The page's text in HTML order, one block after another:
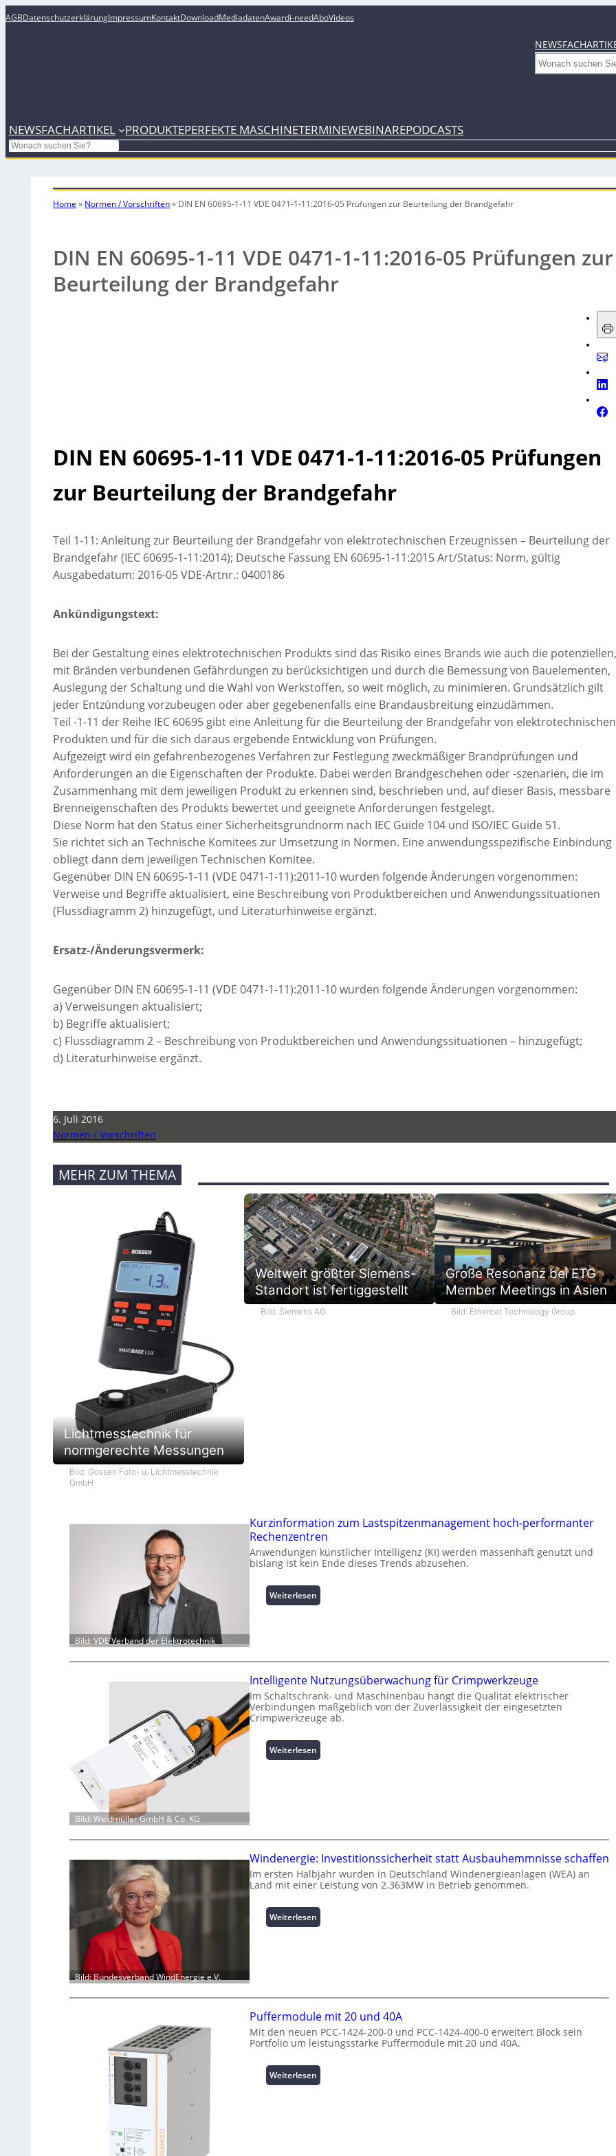
AGBDatenschutzerklärungImpressumKontaktDownloadMediadatenAwardi-needAboVideos
NEWS
Search
NEWSFACHARTIKEL PRODUKTEPERFEKTE MASCHINETERMINEWEBINAREPODCASTS
Search
Home » Normen / Vorschriften» DIN EN 60695-1-11 VDE 0471-1-11:2016-05 Prüfungen zur Beurteilung der Brandgefahr
DIN EN 60695-1-11 VDE 0471-1-11:2016-05 Prüfungen zur
Beurteilung der Brandgefahr
DIN EN 60695-1-11 VDE 0471-1-11:2016-05 Prüfungen
zur Beurteilung der Brandgefahr
Teil 1-11: Anleitung zur Beurteilung der Brandgefahr von elektrotechnischen Erzeugnissen – Beurteilung der
Brandgefahr (IEC 60695-1-11:2014); Deutsche Fassung EN 60695-1-11:2015 Art/Status: Norm, gültig
Ausgabedatum: 2016-05 VDE-Artnr.: 0400186
Ankündigungstext:
Bei der Gestaltung eines elektrotechnischen Produkts sind das Risiko eines Brands wie auch die potenziellen,
mit Bränden verbundenen Gefährdungen zu berücksichtigen und durch die Bemessung von Bauelementen,
Auslegung der Schaltung und die Wahl von Werkstoffen, so weit möglich, zu minimieren. Grundsätzlich gilt
jeder Entzündung vorzubeugen oder aber gegebenenfalls eine Brandausbreitung einzudämmen.
Teil -1-11 der Reihe IEC 60695 gibt eine Anleitung für die Beurteilung der Brandgefahr von elektrotechnischen
Produkten und für die sich daraus ergebende Entwicklung von Prüfungen.
Aufgezeigt wird ein gefahrenbezogenes Verfahren zur Festlegung zweckmäßiger Brandprüfungen und
Anforderungen an die Eigenschaften der Produkte. Dabei werden Brandgeschehen oder -szenarien, die im
Zusammenhang mit dem jeweiligen Produkt zu erkennen sind, beschrieben und, auf dieser Basis, messbare
Brenneigenschaften des Produkts bewertet und geeignete Anforderungen festgelegt.
Diese Norm hat den Status einer Sicherheitsgrundnorm nach IEC Guide 104 und ISO/IEC Guide 51.
Sie richtet sich an Technische Komitees zur Umsetzung in Normen. Eine anwendungsspezifische Einbindung
obliegt dann dem jeweiligen Technischen Komitee.
Gegenüber DIN EN 60695-1-11 (VDE 0471-1-11):2011-10 wurden folgende Änderungen vorgenommen:
Verweise und Begriffe aktualisiert, eine Beschreibung von Produktbereichen und Anwendungssituationen
(Flussdiagramm 2) hinzugefügt, und Literaturhinweise ergänzt.
Ersatz-/Änderungsvermerk:
Gegenüber DIN EN 60695-1-11 (VDE 0471-1-11):2011-10 wurden folgende Änderungen vorgenommen:
a) Verweisungen aktualisiert;
b) Begriffe aktualisiert;
c) Flussdiagramm 2 – Beschreibung von Produktbereichen und Anwendungssituationen – hinzugefügt;
d) Literaturhinweise ergänzt.
6. Juli 2016
Normen / Vorschriften
MEHR ZUM THEMA
Lichtmesstechnik für
normgerechte Messungen
Bild: Gossen Foto- u. Lichtmesstechnik
GmbH
Weltweit größter Siemens-
Standort ist fertiggestellt
Bild: Siemens AG
Große Resonanz bei ETG
Member Meetings in Asien
Bild: Ethercat Technology Group
Bild: VDE Verband der Elektrotechnik
Kurzinformation zum Lastspitzenmanagement hoch-performanter
Rechenzentren
Anwendungen künstlicher Intelligenz (KI) werden massenhaft genutzt und
bislang ist kein Ende dieses Trends abzusehen.
Weiterlesen:
K
i
f
o
r
m
a
t
L
a
s
t
p
i
a
n
g
m
e
Bild: Weidmüller GmbH & Co. KG
Intelligente Nutzungsüberwachung für Crimpwerkzeuge
Im Schaltschrank- und Maschinenbau hängt die Qualität elektrischer
Verbindungen maßgeblich von der Zuverlässigkeit der eingesetzten
Crimpwerkzeuge ab.
Weiterlesen:
I
i
g
n
e
N
g
ü
b
e
r
w
a
Bild: Bundesverband WindEnergie e.V.
Windenergie: Investitionssicherheit statt Ausbauhemmnisse schaffen
Im ersten Halbjahr wurden in Deutschland Windenergieanlagen (WEA) an
Land mit einer Leistung von 2.363MW in Betrieb genommen.
Weiterlesen:
W
n
r
g
i
:
I
Puffermodule mit 20 und 40A
Mit den neuen PCC-1424-200-0 und PCC-1424-400-0 erweitert Block sein
Portfolio um leistungsstarke Puffermodule mit 20 und 40A.
Weiterlesen:
P